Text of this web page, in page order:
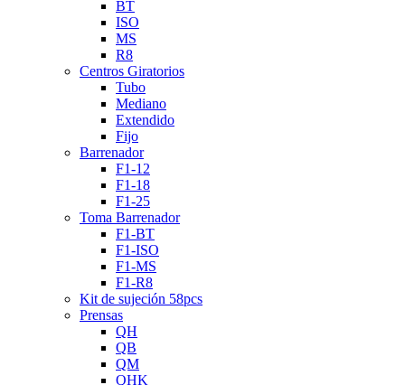
BT
ISO
MS
R8
Centros Giratorios
Tubo
Mediano
Extendido
Fijo
Barrenador
F1-12
F1-18
F1-25
Toma Barrenador
F1-BT
F1-ISO
F1-MS
F1-R8
Kit de sujeción 58pcs
Prensas
QH
QB
QM
QHK